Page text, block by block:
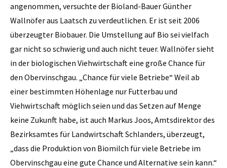
angenommen, versuchte der Bioland-Bauer Günther
Wallnöfer aus Laatsch zu verdeutlichen. Er ist seit 2006
überzeugter Biobauer. Die Umstellung auf Bio sei vielfach
gar nicht so schwierig und auch nicht teuer. Wallnöfer sieht
in der biologischen Viehwirtschaft eine große Chance für
den Obervinschgau. „Chance für viele Betriebe“ Weil ab
einer bestimmten ­Höhenlage nur Futterbau und
Viehwirtschaft möglich seien und das Setzen auf Menge
keine Zukunft habe, ist auch Markus Joos, Amtsdirektor des
Bezirksamtes für Landwirtschaft Schlanders, überzeugt,
„dass die Produktion von Biomilch für viele Betriebe im
Obervinschgau eine gute Chance und Alternative sein kann.“